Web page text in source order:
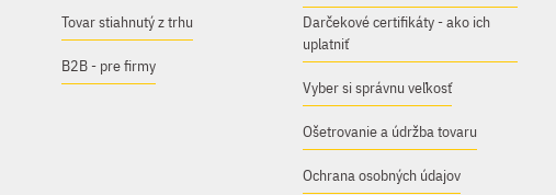
Tovar stiahnutý z trhu
B2B - pre firmy
Darčekové certifikáty - ako ich
uplatniť
Vyber si správnu veľkosť
Ošetrovanie a údržba tovaru
Ochrana osobných údajov